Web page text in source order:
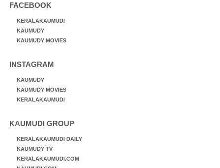
FACEBOOK
KERALAKAUMUDI
KAUMUDY
KAUMUDY MOVIES
INSTAGRAM
KAUMUDY
KAUMUDY MOVIES
KERALAKAUMUDI
KAUMUDI GROUP
KERALAKAUMUDI DAILY
KAUMUDY TV
KERALAKAUMUDI.COM